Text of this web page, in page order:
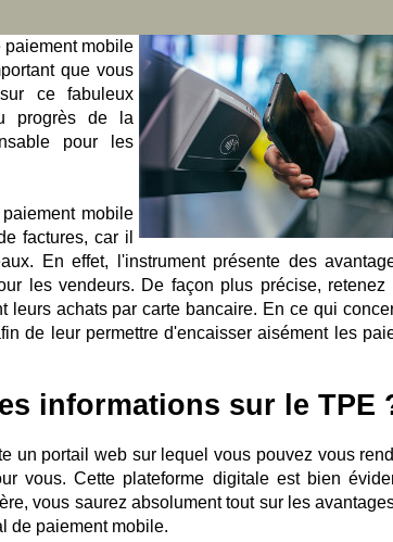
paiement mobile
que vous
ce fabuleux
progrès de la
pour les
mobile
factures, car il
En effet, l'instrument présente des
les vendeurs. De façon plus précise, retenez
leurs achats par carte bancaire. En ce qui
de leur permettre d'encaisser aisément les
informations sur le TPE
un portail web sur lequel vous pouvez vous
vous. Cette plateforme digitale est bien
vous saurez absolument tout sur les
de paiement mobile.